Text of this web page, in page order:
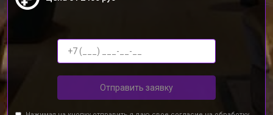
Отправить заявку